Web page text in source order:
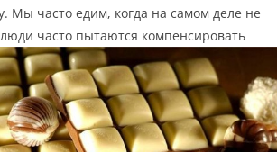
Мы часто едим, когда на самом деле не
люди часто пытаются компенсировать